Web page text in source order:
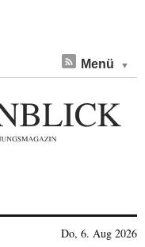
Menü
Do, 6. Aug 2026